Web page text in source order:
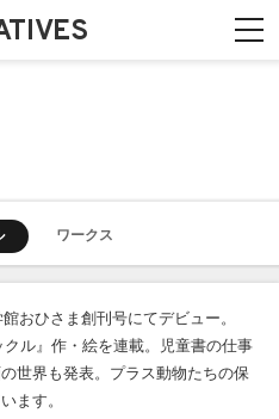
ワークス
おひさま創刊号にてデビュー。
クル』作・絵を連載。児童書の仕事
世界も発表。プラス動物たちの保
ます。